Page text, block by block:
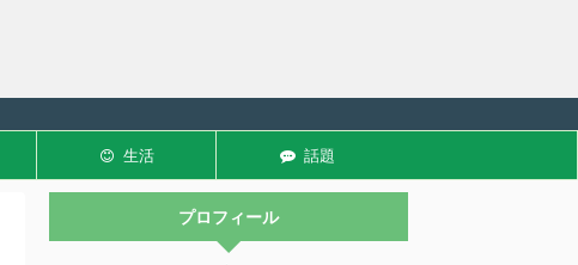
生活 話題
プロフィール